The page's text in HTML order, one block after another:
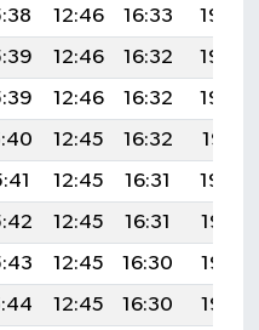
12:46 16:33
19:44
12:46 16:32
19:43
12:46 16:32
19:42
12:45 16:32
19:41
12:45 16:31
19:40
12:45 16:31
19:38
12:45 16:30
19:37
12:45 16:30
19:36